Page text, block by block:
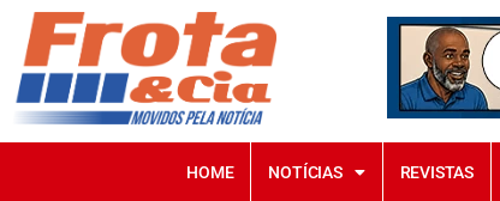
HOME NOTÍCIAS REVISTAS